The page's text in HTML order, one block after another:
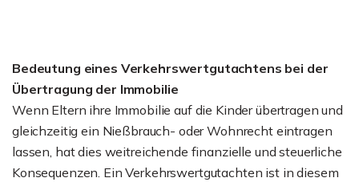
Bedeutung eines Verkehrswertgutachtens bei der
Übertragung der Immobilie
Wenn Eltern ihre Immobilie auf die Kinder übertragen und
gleichzeitig ein Nießbrauch- oder Wohnrecht eintragen
lassen, hat dies weitreichende finanzielle und steuerliche
Konsequenzen. Ein Verkehrswertgutachten ist in diesem